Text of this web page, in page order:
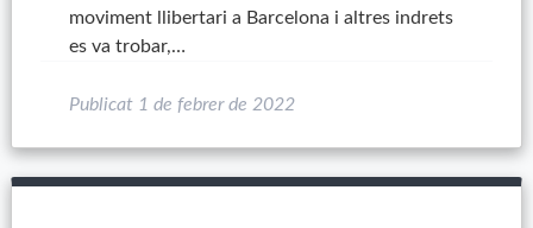
moviment llibertari a Barcelona i altres indrets
es va trobar,…
Publicat 1 de febrer de 2022